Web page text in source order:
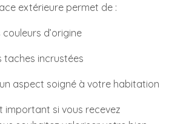
extérieure permet de :
couleurs d’origine
taches incrustées
aspect soigné à votre habitation
important si vous recevez